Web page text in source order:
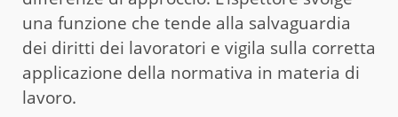
una funzione che tende alla salvaguardia
dei diritti dei lavoratori e vigila sulla corretta
applicazione della normativa in materia di
lavoro.